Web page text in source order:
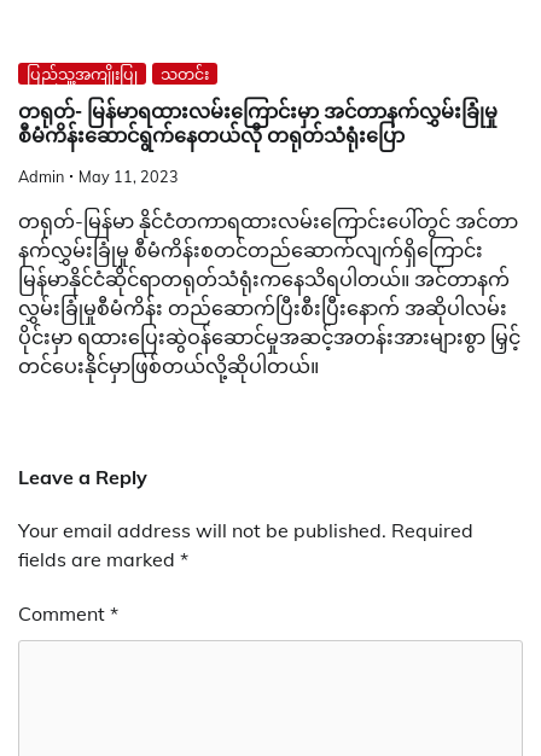
ပြည်သူ့အကျိုးပြု သတင်း
တရုတ်- မြန်မာရထားလမ်းကြောင်းမှာ အင်တာနက်လွှမ်းခြုံမှု
စီမံကိန်းဆောင်ရွက်နေတယ်လို တရုတ်သံရုံးပြော
Admin May 11, 2023
တရုတ်-မြန်မာ နိုင်ငံတကာရထားလမ်းကြောင်းပေါ်တွင် အင်တာ
နက်လွှမ်းခြုံမှု စီမံကိန်းစတင်တည်ဆောက်လျက်ရှိကြောင်း
မြန်မာနိုင်ငံဆိုင်ရာတရုတ်သံရုံးကနေသိရပါတယ်။ အင်တာနက်
လွှမ်းခြုံမှုစီမံကိန်း တည်ဆောက်ပြီးစီးပြီးနောက် အဆိုပါလမ်း
ပိုင်းမှာ ရထားပြေးဆွဲဝန်ဆောင်မှုအဆင့်အတန်းအားများစွာ မြှင့်
တင်ပေးနိုင်မှာဖြစ်တယ်လို့ဆိုပါတယ်။
Leave a Reply
Your email address will not be published. Required
fields are marked *
Comment *